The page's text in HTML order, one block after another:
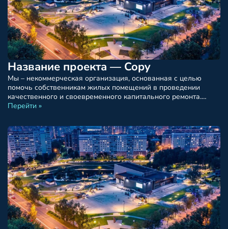
Название проекта — Copy
Мы – некоммерческая организация, основанная с целью
помочь собственникам жилых помещений в проведении
качественного и своевременного капитального ремонта.
Наша миссия заключается в создании комфортных и
капитального ремонта предоставляет различные виды
поддержки, включая финансовую помощь, консультации и
сопровождение процесса ремонта.
Перейти »